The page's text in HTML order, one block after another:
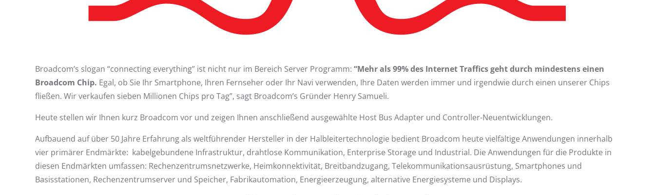
Broadcom’s slogan “connecting everything” ist nicht nur im Bereich Server Programm: “Mehr als 99% des Internet Traffics geht durch mindestens einen
Broadcom Chip. Egal, ob Sie Ihr Smartphone, Ihren Fernseher oder Ihr Navi verwenden, Ihre Daten werden immer und irgendwie durch einen unserer Chips
fließen. Wir verkaufen sieben Millionen Chips pro Tag”, sagt Broadcom’s Gründer Henry Samueli.
Heute stellen wir Ihnen kurz Broadcom vor und zeigen Ihnen anschließend ausgewählte Host Bus Adapter und Controller-Neuentwicklungen.
Aufbauend auf über 50 Jahre Erfahrung als weltführender Hersteller in der Halbleitertechnologie bedient Broadcom heute vielfältige Anwendungen innerhalb
vier primärer Endmärkte: kabelgebundene Infrastruktur, drahtlose Kommunikation, Enterprise Storage und Industrial. Die Anwendungen für die Produkte in
diesen Endmärkten umfassen: Rechenzentrumsnetzwerke, Heimkonnektivität, Breitbandzugang, Telekommunikationsausrüstung, Smartphones und
Basisstationen, Rechenzentrumserver und Speicher, Fabrikautomation, Energieerzeugung, alternative Energiesysteme und Displays.